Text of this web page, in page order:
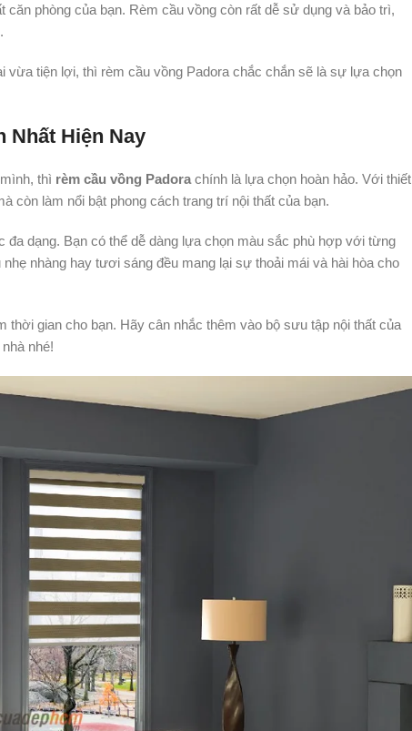
phòng của bạn. Rèm cầu vồng còn rất dễ sử dụng và bảo trì,
vừa tiện lợi, thì rèm cầu vồng Padora chắc chắn sẽ là sự lựa chọn
Nhất Hiện Nay
thì rèm cầu vồng Padora chính là lựa chọn hoàn hảo. Với thiết
còn làm nổi bật phong cách trang trí nội thất của bạn.
đa dạng. Bạn có thể dễ dàng lựa chọn màu sắc phù hợp với từng
nhàng hay tươi sáng đều mang lại sự thoải mái và hài hòa cho
thời gian cho bạn. Hãy cân nhắc thêm vào bộ sưu tập nội thất của
nhé!